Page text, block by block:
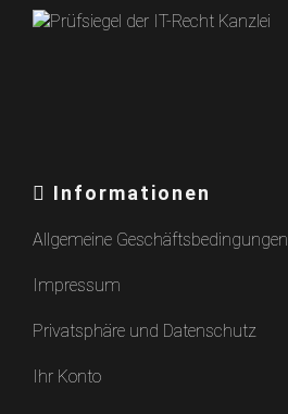
Informationen
Allgemeine Geschäftsbedingungen
Impressum
Privatsphäre und Datenschutz
Ihr Konto